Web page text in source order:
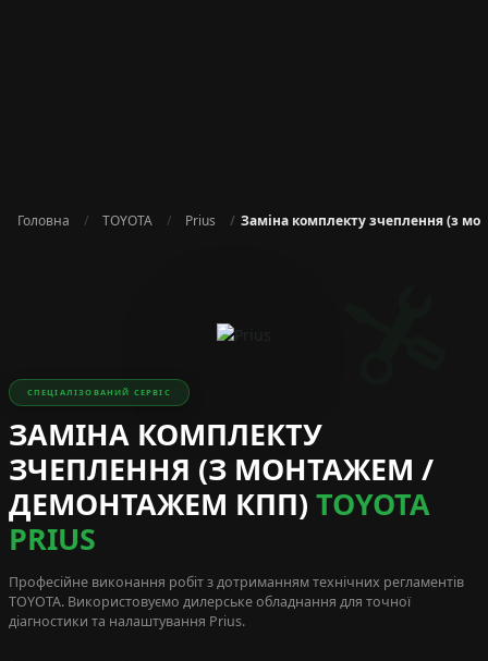
Головна TOYOTA Prius Заміна комплекту зчеплення (з
СПЕЦІАЛІЗОВАНИЙ СЕРВІС
ЗАМІНА КОМПЛЕКТУ
ЗЧЕПЛЕННЯ (З МОНТАЖЕМ /
ДЕМОНТАЖЕМ КПП) TOYOTA
PRIUS
Професійне виконання робіт з дотриманням технічних регламентів
TOYOTA. Використовуємо дилерське обладнання для точної
діагностики та налаштування Prius.